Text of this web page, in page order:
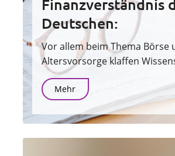
Finanzverständnis
Deutschen:
Vor allem beim Thema Börse
Altersvorsorge klaffen
Mehr